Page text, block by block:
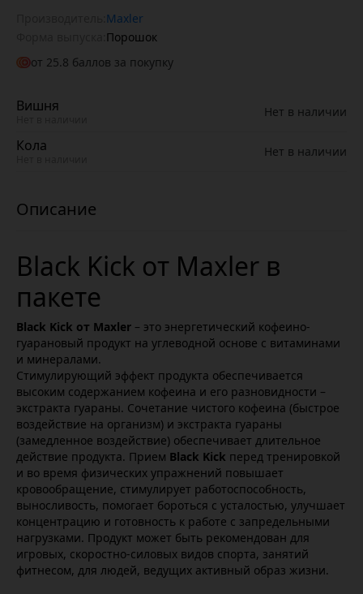
Maxler
Порошок
от 25.8 баллов за покупку
Вишня Нет в наличии
Кола Нет в наличии
Black Kick от Maxler в
пакете
Black Kick от Maxler – это энергетический кофеино-
гуарановый продукт на углеводной основе с витаминами
и минералами.
Стимулирующий эффект продукта обеспечивается
высоким содержанием кофеина и его разновидности –
экстракта гуараны. Сочетание чистого кофеина (быстрое
воздействие на организм) и экстракта гуараны
(замедленное воздействие) обеспечивает длительное
действие продукта. Прием Black Kick перед тренировкой
и во время физических упражнений повышает
кровообращение, стимулирует работоспособность,
выносливость, помогает бороться с усталостью, улучшает
концентрацию и готовность к работе с запредельными
нагрузками. Продукт может быть рекомендован для
игровых, скоростно-силовых видов спорта, занятий
фитнесом, для людей, ведущих активный образ жизни.